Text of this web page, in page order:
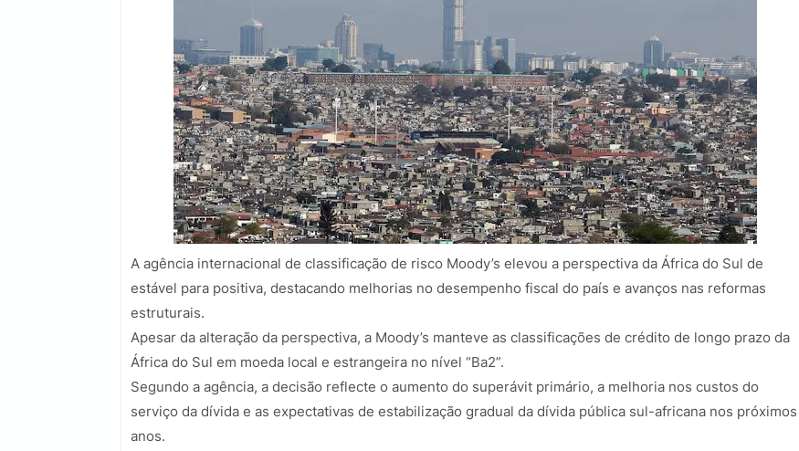
A agência internacional de classificação de risco Moody’s elevou a perspectiva da África do Sul de
estável para positiva, destacando melhorias no desempenho fiscal do país e avanços nas reformas
estruturais.
Apesar da alteração da perspectiva, a Moody’s manteve as classificações de crédito de longo prazo da
África do Sul em moeda local e estrangeira no nível “Ba2”.
Segundo a agência, a decisão reflecte o aumento do superávit primário, a melhoria nos custos do
serviço da dívida e as expectativas de estabilização gradual da dívida pública sul-africana nos próximos
anos.